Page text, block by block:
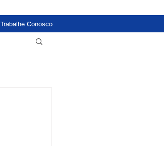
Trabalhe Conosco